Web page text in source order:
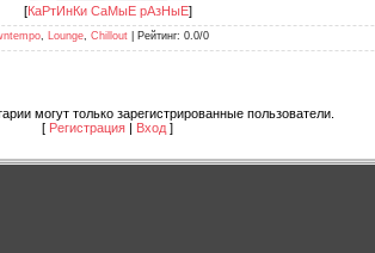
[КаРтИнКи СаМыЕ рАзНыЕ]
Lounge Chillout Рейтинг: 0.0/0
могут только зарегистрированные пользователи.
[ Регистрация | Вход ]